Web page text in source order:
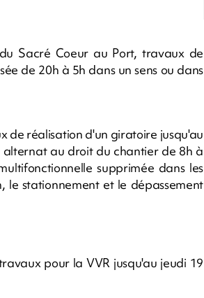
Sacré Coeur au Port, travaux de
de 20h à 5h dans un sens ou dans
de réalisation d'un giratoire jusqu'au
au droit du chantier de 8h à
supprimée dans les
le stationnement et le dépassement
pour la VVR jusqu'au jeudi 19